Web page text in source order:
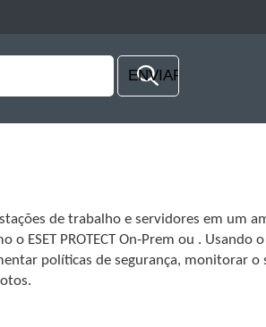
de trabalho e servidores em um
PROTECT On-Prem ou . Usando o
políticas de segurança, monitorar